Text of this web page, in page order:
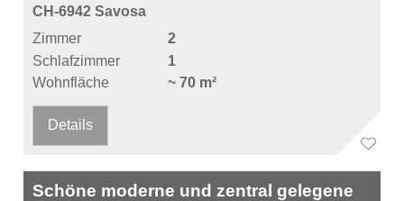
CH-6942 Savosa
Zimmer
2
Schlafzimmer
1
Wohnfläche
~ 70 m²
Details
Schöne moderne und zentral gelegene